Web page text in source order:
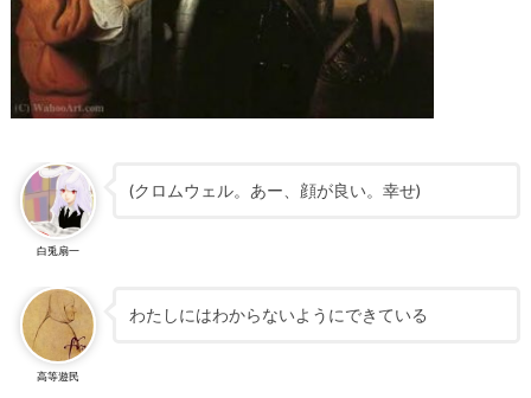
白兎扇一
(クロムウェル。あー、顔が良い。幸せ)
高等遊民
わたしにはわからないようにできている